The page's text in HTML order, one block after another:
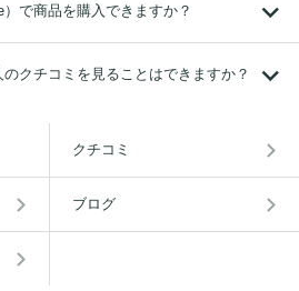
で商品を購入できますか？
クチコミを見ることはできますか？
クチコミ
ブログ